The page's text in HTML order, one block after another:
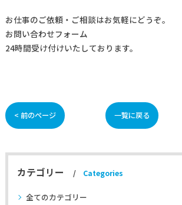
お仕事のご依頼・ご相談はお気軽にどうぞ。
お問い合わせフォーム
24時間受け付けいたしております。
< 前のページ 一覧に戻る
カテゴリー Categories
全てのカテゴリー